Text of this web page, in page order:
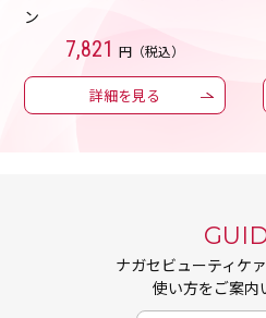
ン
7,821 円（税込）
詳細を見る
ナガセビューティケ
使い方をご案内